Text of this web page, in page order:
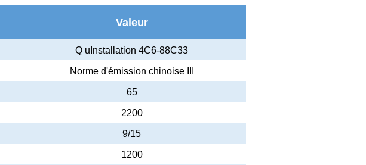
Valeur
Q uInstallation 4C6-88C33
Norme d'émission chinoise III
65
2200
9/15
1200